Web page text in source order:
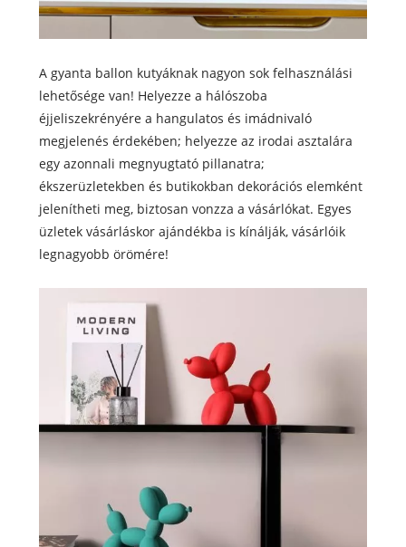
A gyanta ballon kutyáknak nagyon sok felhasználási
lehetősége van! Helyezze a hálószoba
éjjeliszekrényére a hangulatos és imádnivaló
megjelenés érdekében; helyezze az irodai asztalára
egy azonnali megnyugtató pillanatra;
ékszerüzletekben és butikokban dekorációs elemként
jelenítheti meg, biztosan vonzza a vásárlókat. Egyes
üzletek vásárláskor ajándékba is kínálják, vásárlóik
legnagyobb örömére!